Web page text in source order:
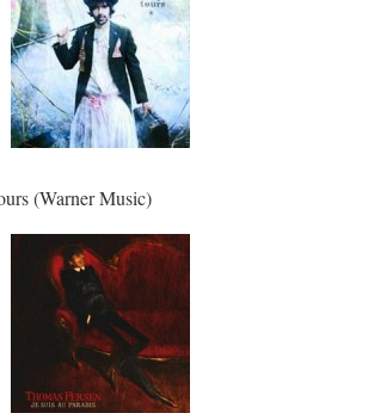
(Warner Music)